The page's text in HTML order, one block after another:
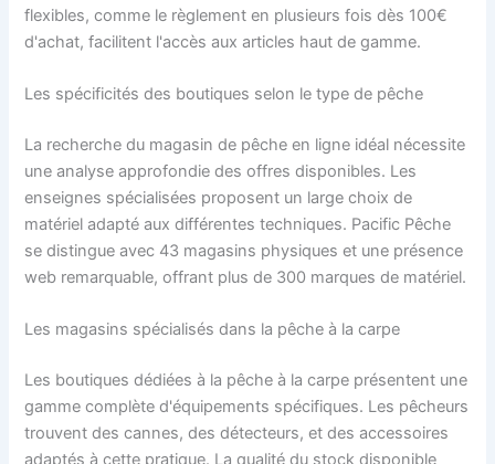
flexibles, comme le règlement en plusieurs fois dès 100€
d'achat, facilitent l'accès aux articles haut de gamme.
Les spécificités des boutiques selon le type de pêche
La recherche du magasin de pêche en ligne idéal nécessite
une analyse approfondie des offres disponibles. Les
enseignes spécialisées proposent un large choix de
matériel adapté aux différentes techniques. Pacific Pêche
se distingue avec 43 magasins physiques et une présence
web remarquable, offrant plus de 300 marques de matériel.
Les magasins spécialisés dans la pêche à la carpe
Les boutiques dédiées à la pêche à la carpe présentent une
gamme complète d'équipements spécifiques. Les pêcheurs
trouvent des cannes, des détecteurs, et des accessoires
adaptés à cette pratique. La qualité du stock disponible